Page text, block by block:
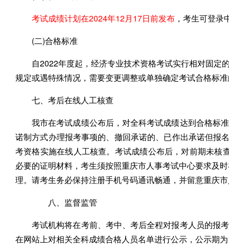
考试成绩计划在2024年12月17日前发布 ，考生可登
(二)合格标准
自2022年度起，经济专业技术资格考试实行相对固定
规定或遇特殊情况，需要变更调整或单独确定考试合格标
七、考后在线人工核查
我市在考试成绩公布后，对全科考试成绩达到合格标
诺制方式办理报考事项的、撤回承诺的、已作出承诺但报
考资格实施在线人工核查。考试成绩公布后，对前期未
必要的证明材料，考生须按照重庆市人事考试中心要求及
理。请考生务必保持注册手机号码通讯畅通，并留意重庆
八、监督监管
考试机构将在考前、考中、考后全程对报考人员的报
在网站上对相关全科成绩合格人员名单进行公示，公示期